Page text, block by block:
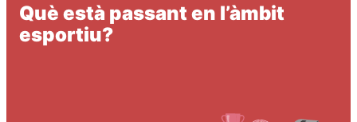
Què està passant en l’àmbit
esportiu?